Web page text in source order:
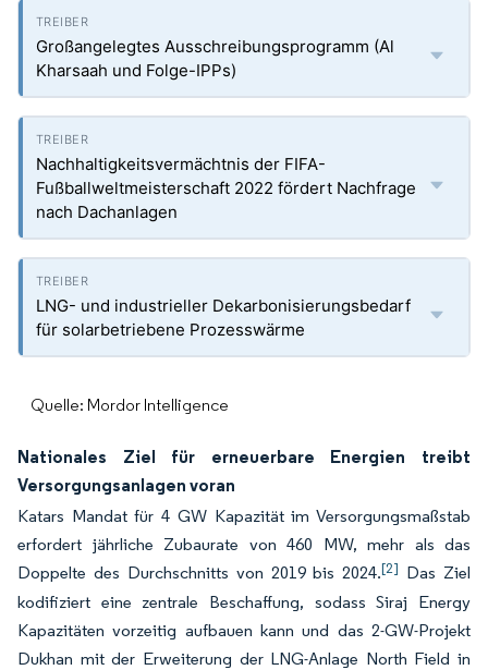
Großangelegtes Ausschreibungsprogramm (Al
Kharsaah und Folge-IPPs)
Nachhaltigkeitsvermächtnis der FIFA-
Fußballweltmeisterschaft 2022 fördert Nachfrage
nach Dachanlagen
LNG- und industrieller Dekarbonisierungsbedarf
für solarbetriebene Prozesswärme
Quelle: Mordor Intelligence
Nationales Ziel für erneuerbare Energien treibt
Versorgungsanlagen voran
Katars Mandat für 4 GW Kapazität im Versorgungsmaßstab
erfordert jährliche Zubaurate von 460 MW, mehr als das
Doppelte des Durchschnitts von 2019 bis 2024.[2] Das Ziel
kodifiziert eine zentrale Beschaffung, sodass Siraj Energy
Kapazitäten vorzeitig aufbauen kann und das 2-GW-Projekt
Dukhan mit der Erweiterung der LNG-Anlage North Field in